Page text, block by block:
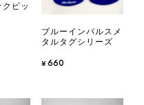
ピッ
ブルーインパルスメ
タルタグシリーズ
¥660